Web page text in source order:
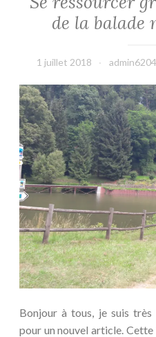
de la balade
1 juillet 2018 admin6204
Bonjour à tous, je suis
pour un nouvel article.